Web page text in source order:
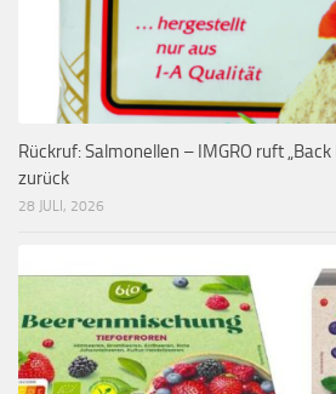
Rückruf: Salmonellen – IMGRO ruft
zurück
28 JULI, 2026